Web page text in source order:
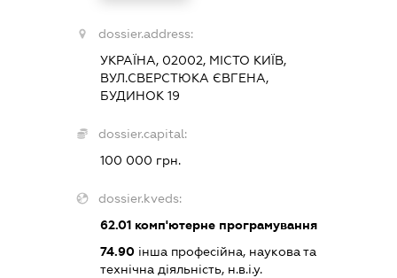
dossier.address:
УКРАЇНА, 02002, МІСТО КИЇВ,
ВУЛ.СВЕРСТЮКА ЄВГЕНА,
БУДИНОК 19
dossier.capital:
100 000 грн.
dossier.kveds:
62.01 комп'ютерне програмування
74.90 інша професійна, наукова та
технічна діяльність, н.в.і.у.